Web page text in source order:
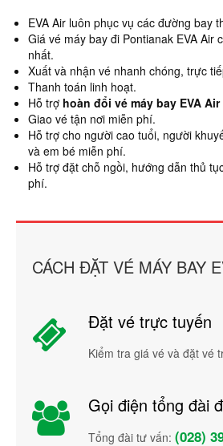
EVA Air luôn phục vụ các đường bay
Giá vé máy bay đi Pontianak EVA Air
nhất.
Xuất và nhận vé nhanh chóng, trực
Thanh toán linh hoạt.
Hỗ trợ hoàn đổi vé máy bay EVA Air
Giao vé tận nơi miễn phí.
Hỗ trợ cho người cao tuổi, người
và em bé miễn phí.
Hỗ trợ đặt chỗ ngồi, hướng dẫn thủ
phí.
CÁCH ĐẶT VÉ MÁY BAY
Đặt vé trực tuyến
Kiểm tra giá vé và đặt vé
Gọi điện tổng đài
Tổng đài tư vấn: (028)